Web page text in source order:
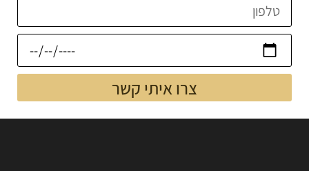
צרו איתי קשר